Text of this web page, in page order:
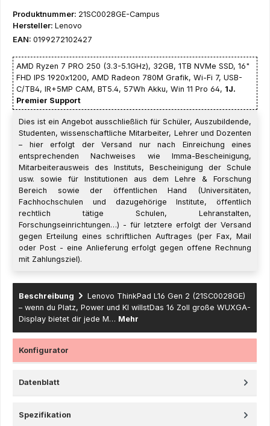
Produktnummer: 21SC0028GE-Campus
Hersteller: Lenovo
EAN: 0199272102427
AMD Ryzen 7 PRO 250 (3.3-5.1GHz), 32GB, 1TB NVMe SSD, 16"
FHD IPS 1920x1200, AMD Radeon 780M Grafik, Wi-Fi 7, USB-
C/TB4, IR+5MP CAM, BT5.4, 57Wh Akku, Win 11 Pro 64, 1J.
Premier Support
Dies ist ein Angebot ausschließlich für Schüler, Auszubildende,
Studenten, wissenschaftliche Mitarbeiter, Lehrer und Dozenten
– hier erfolgt der Versand nur nach Einreichung eines
entsprechenden Nachweises wie Imma-Bescheinigung,
Mitarbeiterausweis des Instituts, Bescheinigung der Schule
usw. sowie für Institutionen aus dem Lehre & Forschung
Bereich sowie der öffentlichen Hand (Universitäten,
Fachhochschulen und dazugehörige Institute, öffentlich
rechtlich tätige Schulen, Lehranstalten,
Forschungseinrichtungen…) - für letztere erfolgt der Versand
gegen Erteilung eines schriftlichen Auftrages (per Fax, Mail
oder Post - eine Anlieferung erfolgt gegen offene Rechnung
mit Zahlungsziel).
Beschreibung
Lenovo ThinkPad L16 Gen 2 (21SC0028GE)
– wenn du Platz, Power und KI willstDas 16 Zoll große WUXGA-
Display bietet dir jede M… Mehr
Konfigurator
Datenblatt
Spezifikation